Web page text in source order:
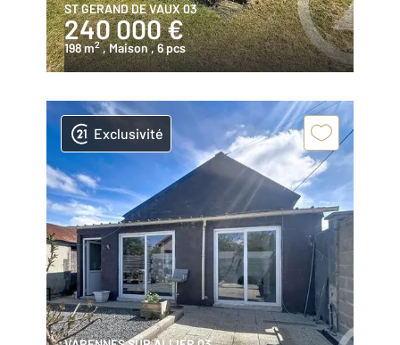
ST GERAND DE VAUX 03
240 000 €
198 m2 , Maison, 6 pcs
Exclusivité